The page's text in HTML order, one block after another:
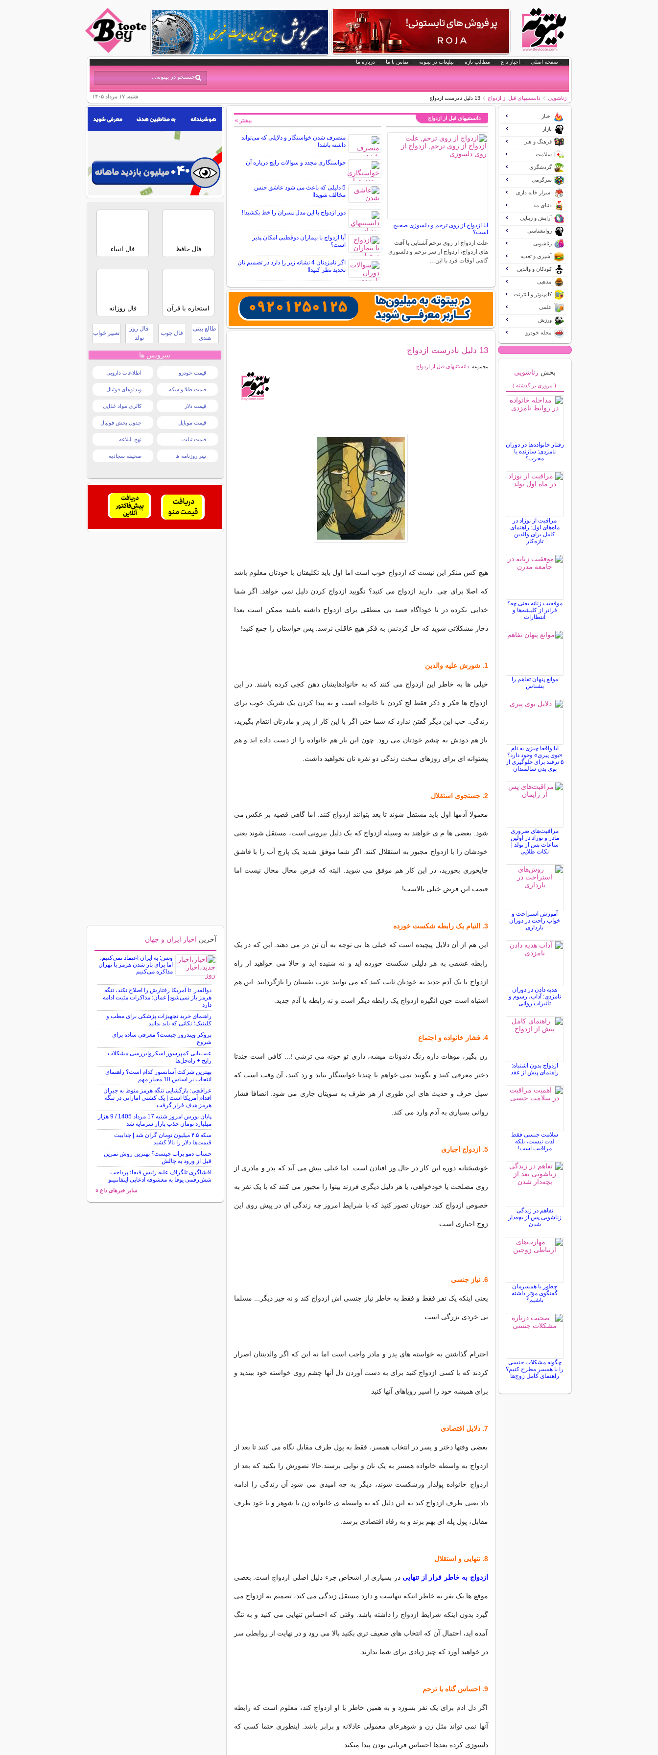
صفحه اصلی اخبار داغ مطالب تازه تبلیغات در بیتوته تماس با ما درباره ما
شنبه, ۱۷ مرداد ۱۴۰۵ زناشویی دانستنیهای قبل از ازدواج 13 دلیل نادرست ازدواج
دانستنیهای قبل از ازدواج
آیا ازدواج از روی ترحم و دلسوزی صحیح
است؟
علت ازدواج از روی ترحم آشنایی با آفت
های ازدواج، ازدواج از سر ترحم و دلسوزی
گاهی اوقات فرد با این…
منصرف شدن خواستگار و دلایلی که می‌تواند
داشته باشد!
خواستگاری مجدد و سوالات رایج درباره آن
5 دلیلی که باعث می شود عاشق جنس
مخالف شوید!!
دور ازدواج با این مدل پسران را خط بکشید!!
آیا ازدواج با بیماران دوقطبی امکان پذیر
است؟
اگر نامزدتان 4 نشانه زیر را دارد در تصمیم تان
تجدید نظر کنید!!
بیشتر »
13 دلیل نادرست ازدواج
مجموعه:دانستنیهای قبل از ازدواج
هیچ کس منکر این نیست که ازدواج خوب است اما اول باید تکلیفتان با خودتان معلوم باشد
که اصلا برای چی دارید ازدواج می کنید؟ نگویید ازدواج کردن دلیل نمی خواهد. اگر شما
خدایی نکرده در نا خوداگاه قصد بی منطقی برای ازدواج داشته باشید ممکن است بعدا
دچار مشکلاتی شوید که حل کردنش به فکر هیچ عاقلی نرسد. پس حواستان را جمع کنید!
1. شورش علیه والدین
خیلی ها به خاطر این ازدواج می کنند که به خانوادهایشان دهن کجی کرده باشند. در این
ازدواج ها فکر و ذکر فقط لج کردن با خانواده است و نه پیدا کردن یک شریک خوب برای
زندگی. خب این دیگر گفتن ندارد که شما حتی اگر با این کار از پدر و مادرتان انتقام بگیرید،
باز هم دودش به چشم خودتان می رود. چون این بار هم خانواده را از دست داده اید و هم
پشتوانه ای برای روزهای سخت زندگی دو نفره تان نخواهید داشت.
2. جستجوی استقلال
معمولا آدمها اول باید مستقل شوند تا بعد بتوانند ازدواج کنند. اما گاهی قضیه بر عکس می
شود. بعضی ها م ی خواهند به وسیله ازدواج که یک دلیل بیرونی است، مستقل شوند یعنی
خودشان را با ازدواج مجبور به استقلال کنند. اگر شما موفق شدید یک پارچ آب را با قاشق
چایخوری بخورید، در این کار هم موفق می شوید. البته که فرض محال محال نیست اما
قیمت این فرض خیلی بالاست!
3. التیام یک رابطه شکست خورده
این هم از آن دلایل پیچیده است که خیلی ها بی توجه به آن تن در می دهند. این که در یک
رابطه عشقی به هر دلیلی شکست خورده اید و نه شنیده اید و حالا می خواهید از راه
ازدواج با یک آدم جدید به خودتان ثابت کنید که می توانید عزت نفستان را بازگردانید. این هم
اشتباه است چون انگیزه ازدواج یک رابطه دیگر است و نه رابطه با آدم جدید.
4. فشار خانواده و اجتماع
زن بگیر، موهات داره رنگ دندونات میشه، داری تو خونه می ترشی !... کافی است چندتا
دختر معرفی کنند و بگویید نمی خواهم یا چندتا خواستگار بیاید و رد کنید، آن وقت است که
سیل حرف و حدیث های این طوری از هر طرف به سویتان جاری می شود. انصافا فشار
روانی بسیاری به آدم وارد می کند.
5. ازدواج اجباری
خوشبختانه دوره این کار در حال ور افتادن است. اما خیلی پیش می آید که پدر و مادری از
روی مصلحت یا خودخواهی، یا هر دلیل دیگری فرزند بینوا را مجبور می کنند که با یک نفر به
خصوص ازدواج کند. خودتان تصور کنید که با شرایط امروز چه زندگی ای در پیش روی این
زوج اجباری است.
6. نیاز جنسی
یعنی اینکه یک نفر فقط و فقط به خاطر نیاز جنسی اش ازدواج کند و نه چیز دیگر... مسلما
بی خردی بزرگی است.
احترام گذاشتن به خواسته های پدر و مادر واجب است اما نه این که اگر والدینتان اصرار
کردند که با کسی ازدواج کنید برای به دست آوردن دل آنها چشم روی خواسته خود ببندید و
برای همیشه خود را اسیر رویاهای آنها کنید
7. دلایل اقتصادی
‌بعضی وقتها دختر و پسر در انتخاب همسر، فقط به پول طرف مقابل نگاه می کنند تا بعد از
ازدواج به واسطه خانواده همسر به یک نان و نوایی برسند.حالا تصورش را بکنید که بعد از
ازدواج خانواده پولدار ورشکست شوند، دیگر به چه امیدی می شود آن زندگی را ادامه
داد.یعنی طرف ازدواج کند به این دلیل که به واسطه ی خانواده زن یا شوهر و با خود طرف
مقابل، پول پله ای بهم بزند و به رفاه اقتصادی برسد.
8. تنهایی و استقلال
ازدواج به خاطر فرار از تنهایی در بسياري از اشخاص جزء دلیل اصلی ازدواج است. ‌بعضی
موقع ها یک نفر به خاطر اینکه تنهاست و دارد مستقل زندگی می کند، تصمیم به ازدواج می
گیرد بدون اینکه شرایط ازدواج را داشته باشد. وقتی كه احساس تنهایی می كنید و به تنگ
آمده اید، احتمال آن كه انتخاب های ضعیف تری بكنید بالا می رود و در نهایت از روابطی سر
در خواهید آورد كه چیز زیادی برای شما ندارند.
9. احساس گناه یا ترحم
‌اگر دل ادم برای یک نفر بسوزد و به همین خاطر با او ازدواج کند، معلوم است که رابطه
آنها نمی تواند مثل زن و شوهرعای معمولی عادلانه و برابر باشد. اینطوری حتما کسی که
دلسوزی کرده بعدها احساس قربانی بودن پیدا میکند.
اخبار
بازار
فرهنگ و هنر
سلامت
گردشگری
سرگرمی
اسرار خانه داری
دنیای مد
آرایش و زیبایی
روانشناسی
زناشویی
آشپزی و تغذیه
کودکان و والدین
مذهبی
کامپیوتر و اینترنت
علمی
ورزش
مجله خودرو
بخش زناشویی
( مروری بر گذشته )
رفتار خانواده‌ها در دوران
نامزدی: سازنده یا
مخرب؟
مراقبت از نوزاد در
ماه‌های اول: راهنمای
کامل برای والدین
تازه‌کار
موفقیت زنانه یعنی چه؟
فراتر از کلیشه‌ها و
انتظارات
موانع پنهان تفاهم را
بشناس
آیا واقعاً چیزی به نام
«بوی پیری» وجود دارد؟
۵ ترفند برای جلوگیری از
بوی بدن سالمندان
مراقبت‌های ضروری
مادر و نوزاد در اولین
ساعات پس از تولد |
نکات طلایی
آموزش استراحت و
خواب راحت در دوران
بارداری
هدیه دادن در دوران
نامزدی: آداب، رسوم و
تأثیرات روانی
ازدواج بدون اشتباه:
راهنمای پیش از عقد
سلامت جنسی فقط
لذت نیست، بلکه
مراقبت است!
تفاهم در زندگی
زناشویی پس از بچه‌دار
شدن
چطور با همسرمان
گفتگوی مؤثر داشته
باشیم؟
چگونه مشکلات جنسی
را با همسر مطرح کنیم؟
راهنمای کامل زوج‌ها
فال حافظ فال انبیاء
استخاره با قرآن فال روزانه
طالع بینی
هندی
فال چوب
فال روز
تولد
تعبیر خواب
سرویس ها
قیمت خودرو اطلاعات دارویی
قیمت طلا و سکه ویدئوهای فوتبال
قیمت دلار کالری مواد غذایی
قیمت موبایل جدول پخش فوتبال
قیمت تبلت نهج البلاغه
تیتر روزنامه ها صحیفه سجادیه
آخرین اخبار ایران و جهان
ونس: به ایران اعتماد نمی‌کنیم،
اما برای باز شدن هرمز با تهران
مذاکره می‌کنیم
ذوالقدر: تا آمریکا رفتارش را اصلاح نکند، تنگه
هرمز باز نمی‌شود| عمان: مذاکرات مثبت ادامه
دارد
راهنمای خرید تجهیزات پزشکی برای مطب و
کلینیک؛ نکاتی که باید بدانید
بروکر ویندزور چیست؟ معرفی ساده برای
شروع
عیب‌یابی کمپرسور اسکرو|بررسی مشکلات
رایج + راه‌حل‌ها
بهترین شرکت آسانسور کدام است؟ راهنمای
انتخاب بر اساس 10 معیار مهم
عراقچی: بازگشایی تنگه هرمز منوط به جبران
اقدام آمریکا است | یک کشتی اماراتی در تنگه
هرمز هدف قرار گرفت
پایان بورس امروز شنبه 17 مرداد 1405 / 9 هزار
میلیارد تومان جذب بازار سرمایه شد
سکه ۴.۵ میلیون تومان گران شد | جذابیت
قیمت‌ها دلار را بالا کشید
حساب دمو پراپ چیست؟ بهترین روش تمرین
قبل از ورود به چالش
افشاگری تلگراف علیه رئیس فیفا؛ پرداخت
شش‌رقمی یوفا به معشوقه ادعایی اینفانتینو
سایر خبرهای داغ »